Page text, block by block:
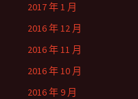
2017 年 1 月
2016 年 12 月
2016 年 11 月
2016 年 10 月
2016 年 9 月